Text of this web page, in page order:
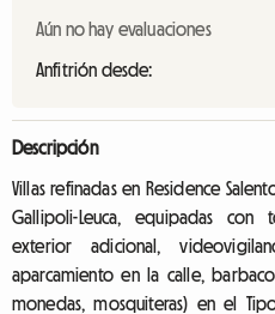
Aún no hay evaluaciones
Anfitrión desde:
Descripción
Villas refinadas en Residence
Gallipoli-Leuca, equipadas
exterior adicional,
aparcamiento en la calle,
monedas, mosquiteras) en el